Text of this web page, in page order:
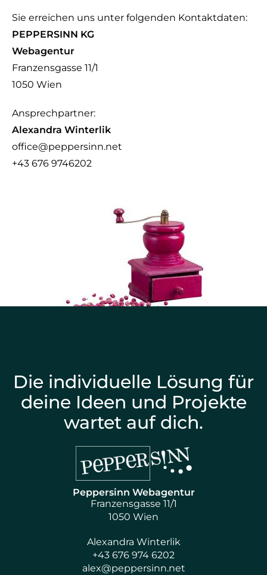
Sie erreichen uns unter folgenden Kontaktdaten:
PEPPERSINN KG
Webagentur
Franzensgasse 11/1
1050 Wien
Ansprechpartner:
Alexandra Winterlik
office@peppersinn.net
+43 676 9746202
Die individuelle Lösung für
deine Ideen und Projekte
wartet auf dich.
Peppersinn Webagentur
Franzensgasse 11/1
1050 Wien
Alexandra Winterlik
+43 676 974 6202
alex@peppersinn.net